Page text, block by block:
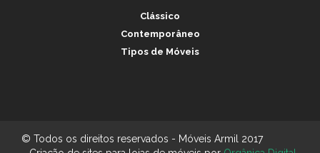
Clássico
Contemporâneo
Tipos de Móveis
© Todos os direitos reservados - Móveis Armil 2017